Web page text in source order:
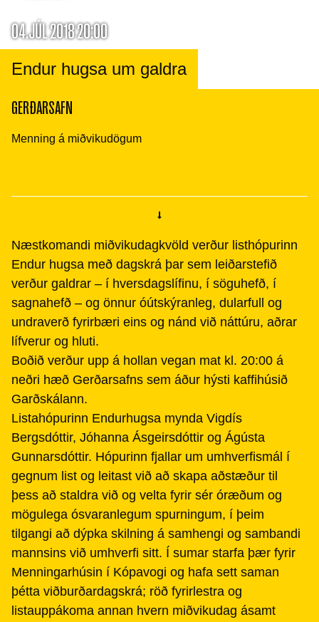
04.JÚL 2018 20:00
Endur hugsa um galdra
GERÐARSAFN
Menning á miðvikudögum
Næstkomandi miðvikudagkvöld verður listhópurinn
Endur hugsa með dagskrá þar sem leiðarstefið
verður galdrar – í hversdagslífinu, í söguhefð, í
sagnahefð – og önnur óútskýranleg, dularfull og
undraverð fyrirbæri eins og nánd við náttúru, aðrar
lífverur og hluti.
Boðið verður upp á hollan vegan mat kl. 20:00 á
neðri hæð Gerðarsafns sem áður hýsti kaffihúsið
Garðskálann.
Listahópurinn Endurhugsa mynda Vigdís
Bergsdóttir, Jóhanna Ásgeirsdóttir og Ágústa
Gunnarsdóttir. Hópurinn fjallar um umhverfismál í
gegnum list og leitast við að skapa aðstæður til
þess að staldra við og velta fyrir sér óræðum og
mögulega ósvaranlegum spurningum, í þeim
tilgangi að dýpka skilning á samhengi og sambandi
mannsins við umhverfi sitt. Í sumar starfa þær fyrir
Menningarhúsin í Kópavogi og hafa sett saman
þétta viðburðardagskrá; röð fyrirlestra og
listauppákoma annan hvern miðvikudag ásamt